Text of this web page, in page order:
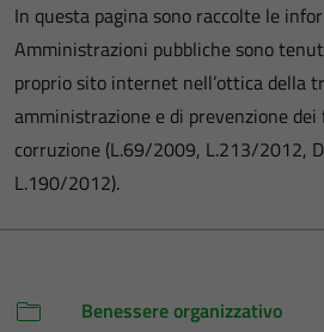
In questa pagina sono raccolte le
Amministrazioni pubbliche sono
proprio sito internet nell’ottica della
amministrazione e di prevenzione
corruzione (L.69/2009, L.213/2012,
L.190/2012).
Benessere organizzativo